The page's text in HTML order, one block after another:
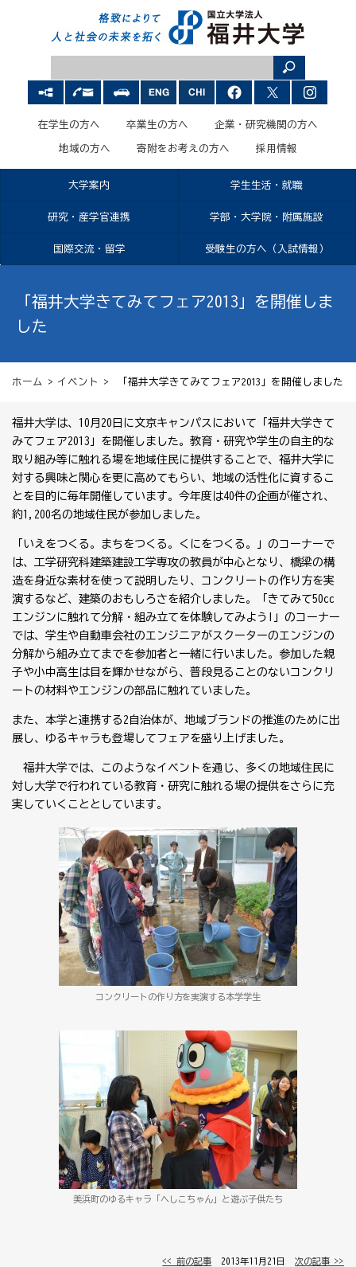
在学生の方へ 卒業生の方へ 企業・研究機関の方へ
地域の方へ 寄附をお考えの方へ 採用情報
大学案内 学生生活・就職
研究・産学官連携 学部・大学院・附属施設
国際交流・留学 受験生の方へ（入試情報）
「福井大学きてみてフェア2013」を開催しま
した
ホーム > イベント > 「福井大学きてみてフェア2013」を開催しました
福井大学は、10月20日に文京キャンパスにおいて「福井大学きて
みてフェア2013」を開催しました。教育・研究や学生の自主的な
取り組み等に触れる場を地域住民に提供することで、福井大学に
対する興味と関心を更に高めてもらい、地域の活性化に資するこ
とを目的に毎年開催しています。今年度は40件の企画が催され、
約1,200名の地域住民が参加しました。
「いえをつくる。まちをつくる。くにをつくる。」のコーナーで
は、工学研究科建築建設工学専攻の教員が中心となり、橋梁の構
造を身近な素材を使って説明したり、コンクリートの作り方を実
演するなど、建築のおもしろさを紹介しました。「きてみて50cc
エンジンに触れて分解・組み立てを体験してみよう!」のコーナー
では、学生や自動車会社のエンジニアがスクーターのエンジンの
分解から組み立てまでを参加者と一緒に行いました。参加した親
子や小中高生は目を輝かせながら、普段見ることのないコンクリ
ートの材料やエンジンの部品に触れていました。
また、本学と連携する2自治体が、地域ブランドの推進のために出
展し、ゆるキャラも登場してフェアを盛り上げました。
福井大学では、このようなイベントを通じ、多くの地域住民に
対し大学で行われている教育・研究に触れる場の提供をさらに充
実していくこととしています。
コンクリートの作り方を実演する本学学生
美浜町のゆるキャラ「へしこちゃん」と遊ぶ子供たち
<< 前の記事 │ 2013年11月21日 │次の記事 >>